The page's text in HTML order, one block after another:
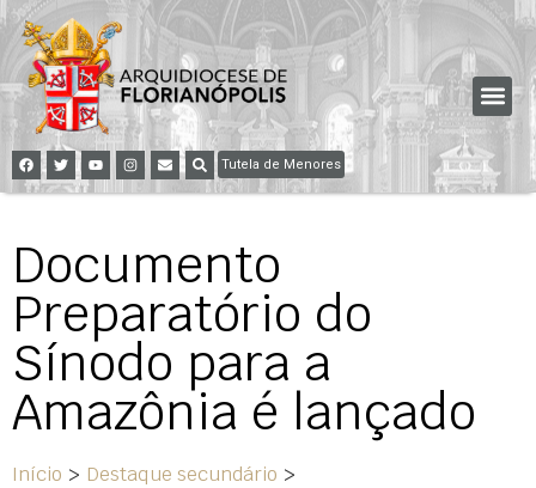
Tutela de Menores
Documento
Preparatório do
Sínodo para a
Amazônia é lançado
Início > Destaque secundário >